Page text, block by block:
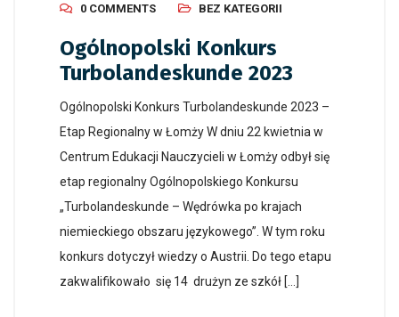
0 COMMENTS
BEZ KATEGORII
Ogólnopolski Konkurs
Turbolandeskunde 2023
Ogólnopolski Konkurs Turbolandeskunde 2023 –
Etap Regionalny w Łomży W dniu 22 kwietnia w
Centrum Edukacji Nauczycieli w Łomży odbył się
etap regionalny Ogólnopolskiego Konkursu
„Turbolandeskunde – Wędrówka po krajach
niemieckiego obszaru językowego”. W tym roku
konkurs dotyczył wiedzy o Austrii. Do tego etapu
zakwalifikowało się 14 drużyn ze szkół […]